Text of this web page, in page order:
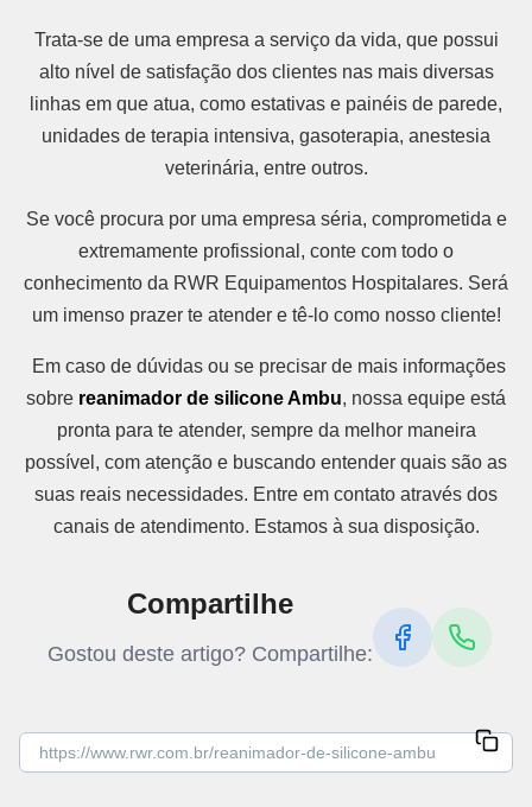
Trata-se de uma empresa a serviço da vida, que possui
alto nível de satisfação dos clientes nas mais diversas
linhas em que atua, como estativas e painéis de parede,
unidades de terapia intensiva, gasoterapia, anestesia
veterinária, entre outros.
Se você procura por uma empresa séria, comprometida e
extremamente profissional, conte com todo o
conhecimento da RWR Equipamentos Hospitalares. Será
um imenso prazer te atender e tê-lo como nosso cliente!
Em caso de dúvidas ou se precisar de mais informações
sobre reanimador de silicone Ambu, nossa equipe está
pronta para te atender, sempre da melhor maneira
possível, com atenção e buscando entender quais são as
suas reais necessidades. Entre em contato através dos
canais de atendimento. Estamos à sua disposição.
Compartilhe
Gostou deste artigo? Compartilhe: